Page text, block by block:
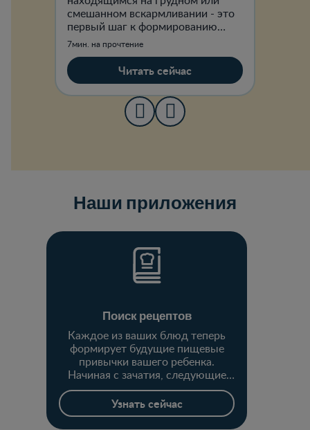
смешанном вскармливании - это
первый шаг к формированию
здоровья малыша, знакомство с
многообразием вкусов и
становление навыков
самостоятельного
7мин. на прочтение
Читать сейчас
Наши приложения
Поиск рецептов
Каждое из ваших блюд теперь
формирует будущие пищевые
привычки вашего ребенка.
Начиная с зачатия, следующие
1000 дней играют решающую
роль в их развитии.
Узнать сейчас